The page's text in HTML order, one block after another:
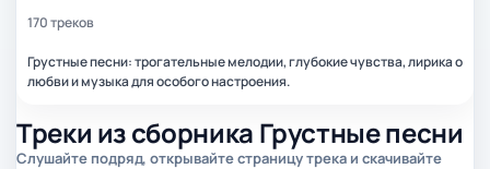
170 треков
Грустные песни: трогательные мелодии, глубокие чувства, лирика о
любви и музыка для особого настроения.
Треки из сборника Грустные песни
Слушайте подряд, открывайте страницу трека и скачивайте